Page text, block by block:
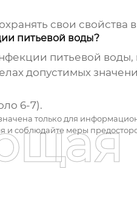
свои свойства
питьевой воды?
питьевой
допустимых
6-7).
только для
и соблюдайте меры